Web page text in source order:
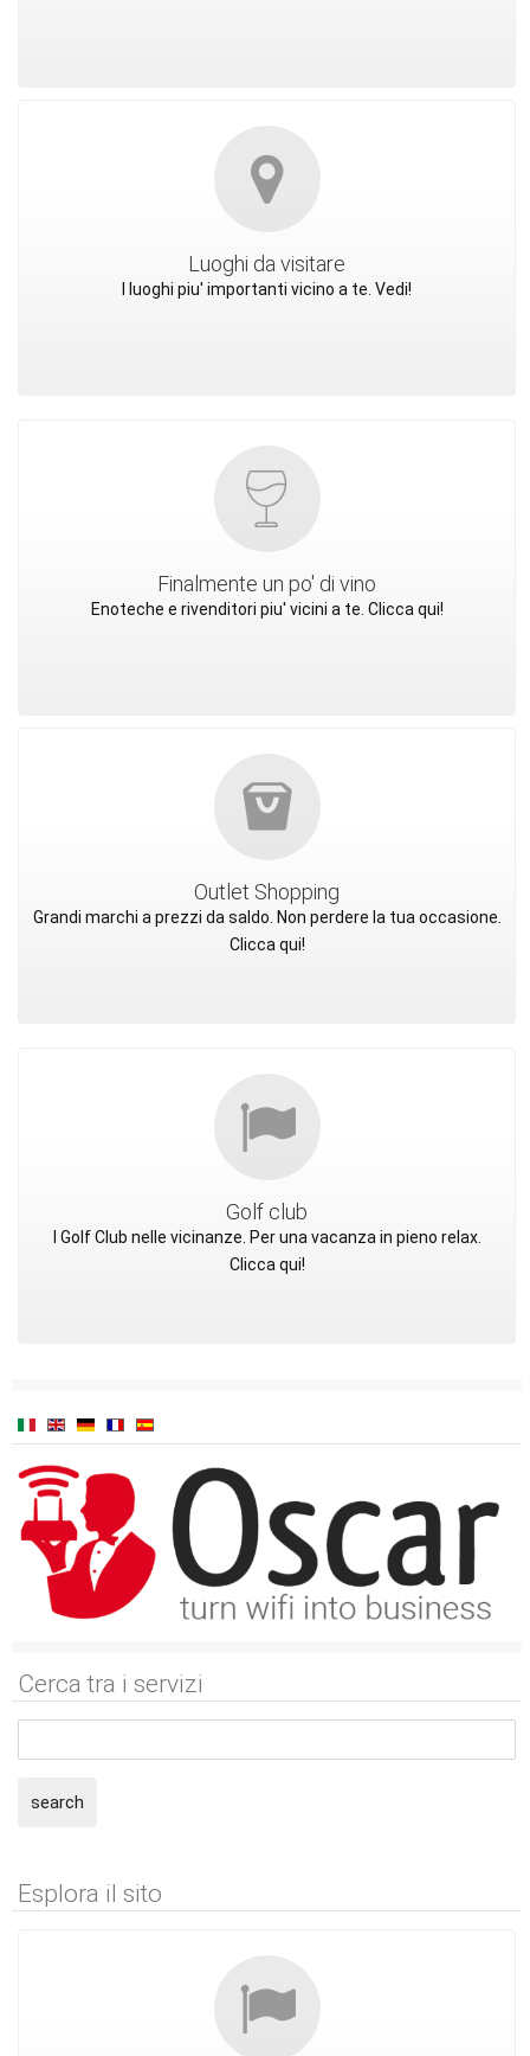
Luoghi da visitare
I luoghi piu' importanti vicino a te. Vedi!
Finalmente un po' di vino
Enoteche e rivenditori piu' vicini a te. Clicca qui!
Outlet Shopping
Grandi marchi a prezzi da saldo. Non perdere la tua occasione.
Clicca qui!
Golf club
I Golf Club nelle vicinanze. Per una vacanza in pieno relax.
Clicca qui!
Cerca tra i servizi
search
Esplora il sito